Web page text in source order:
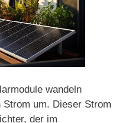
wandeln
um. Dieser Strom
der im